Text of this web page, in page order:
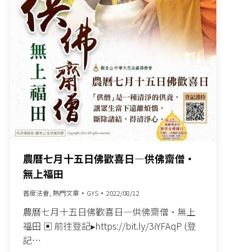
農曆七月十五日佛歡喜日—供佛齋僧•
無上福田
普度法會, 熱門文章 GYS 2022/08/12
農曆七月十五日佛歡喜日—供佛齋僧•無上
福田 ▣ 前往登記▸https://bit.ly/3iYFAqP (登
記…